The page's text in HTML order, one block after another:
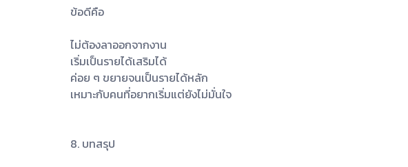
ข้อดีคือ
ไม่ต้องลาออกจากงาน
เริ่มเป็นรายได้เสริมได้
ค่อย ๆ ขยายจนเป็นรายได้หลัก
เหมาะกับคนที่อยากเริ่มแต่ยังไม่มั่นใจ
8. บทสรุป